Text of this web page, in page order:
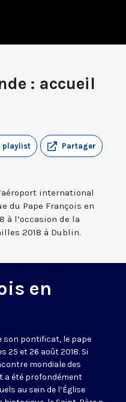
: accueil
Partager
playlist
international
du Pape François en
à l’occasion de la
2018 à Dublin.
en
son pontificat, le pape
25 et 26 août 2018. Si
mondiale des
a été profondément
au sein de l’Église